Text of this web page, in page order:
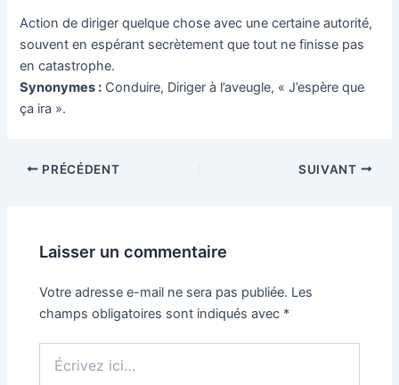
Action de diriger quelque chose avec une certaine autorité,
souvent en espérant secrètement que tout ne finisse pas
en catastrophe.
Synonymes : Conduire, Diriger à l’aveugle, « J’espère que
ça ira ».
PRÉCÉDENT SUIVANT
Laisser un commentaire
Votre adresse e-mail ne sera pas publiée. Les
champs obligatoires sont indiqués avec *
ici…